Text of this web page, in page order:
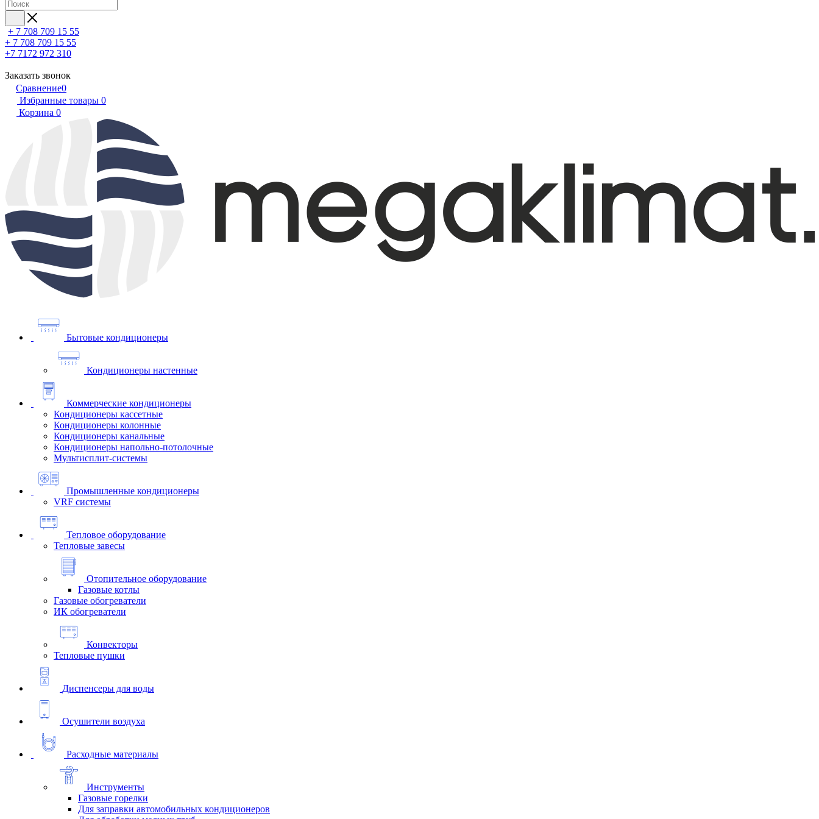
+ 7 708 709 15 55
+ 7 708 709 15 55
+7 7172 972 310
Заказать звонок
Сравнение0
Избранные товары 0
Корзина 0
Бытовые кондиционеры
Кондиционеры настенные
Коммерческие кондиционеры
Кондиционеры кассетные
Кондиционеры колонные
Кондиционеры канальные
Кондиционеры напольно-потолочные
Мультисплит-системы
Промышленные кондиционеры
VRF системы
Тепловое оборудование
Тепловые завесы
Отопительное оборудование
Газовые котлы
Газовые обогреватели
ИК обогреватели
Конвекторы
Тепловые пушки
Диспенсеры для воды
Осушители воздуха
Расходные материалы
Инструменты
Газовые горелки
Для заправки автомобильных кондиционеров